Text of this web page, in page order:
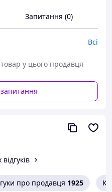
Запитання (0)
Всі
у цього продавця
про продавця 1925